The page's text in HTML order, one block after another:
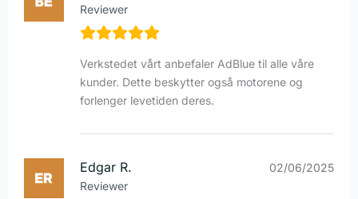
Reviewer
Verkstedet vårt anbefaler AdBlue til alle våre
kunder. Dette beskytter også motorene og
forlenger levetiden deres.
Edgar R.
Reviewer
02/06/2025